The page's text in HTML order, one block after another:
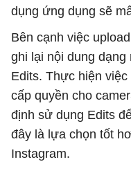
dụng ứng dụng sẽ
Bên cạnh việc
ghi lại nội dung
Edits. Thực hiện
cấp quyền cho
định sử dụng Edits
đây là lựa chọn tốt
Instagram.